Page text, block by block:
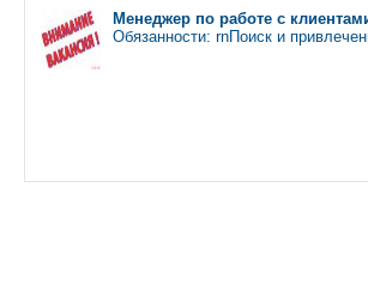
Менеджер по работе с
Обязанности: rnПоиск и